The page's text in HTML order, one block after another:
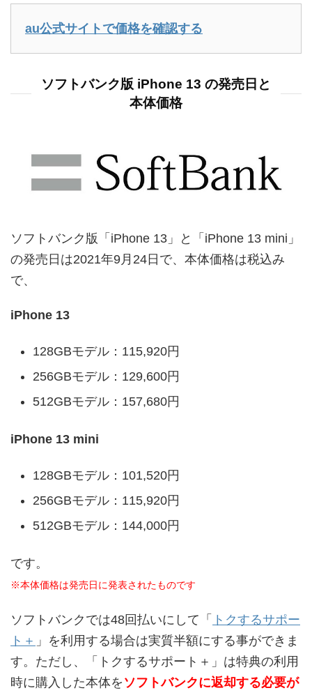
au公式サイトで価格を確認する
ソフトバンク版 iPhone 13 の発売日と
本体価格
ソフトバンク版「iPhone 13」と「iPhone 13 mini」
の発売日は2021年9月24日で、本体価格は税込み
で、
iPhone 13
128GBモデル：115,920円
256GBモデル：129,600円
512GBモデル：157,680円
iPhone 13 mini
128GBモデル：101,520円
256GBモデル：115,920円
512GBモデル：144,000円
です。
※本体価格は発売日に発表されたものです
ソフトバンクでは48回払いにして「 トクするサポー
ト＋ 」を利用する場合は実質半額にする事ができま
す。ただし、「トクするサポート＋」は特典の利用
時に購入した本体を ソフトバンクに返却する必要が